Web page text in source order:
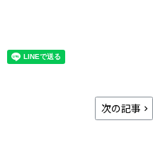
次の記事